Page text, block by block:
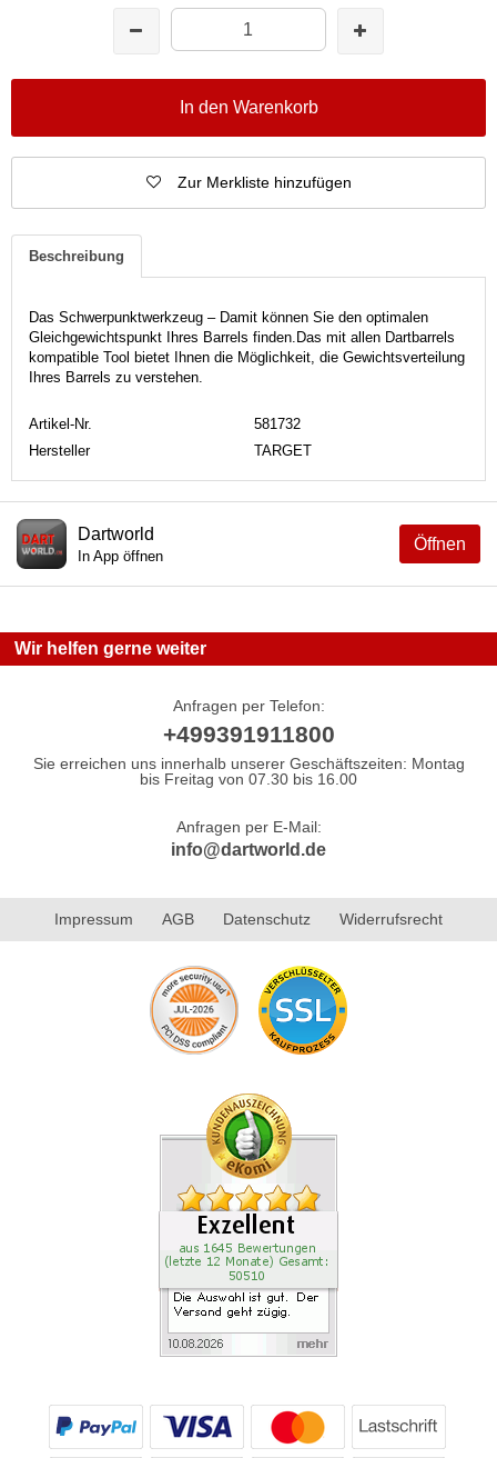
In den Warenkorb
Zur Merkliste hinzufügen
Beschreibung
Das Schwerpunktwerkzeug – Damit können Sie den optimalen
Gleichgewichtspunkt Ihres Barrels finden. Das mit allen Dartbarrels
kompatible Tool bietet Ihnen die Möglichkeit, die Gewichtsverteilung
Ihres Barrels zu verstehen.
Artikel-Nr.
581732
Hersteller
TARGET
Öffnen
Dartworld
In App öffnen
Wir helfen gerne weiter
Anfragen per Telefon:
+499391911800
Sie erreichen uns innerhalb unserer Geschäftszeiten: Montag
bis Freitag von 07.30 bis 16.00
Anfragen per E-Mail:
info@dartworld.de
Impressum AGB Datenschutz Widerrufsrecht